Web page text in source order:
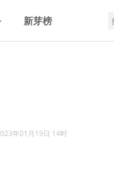
新芽榜
年01月19日 14时